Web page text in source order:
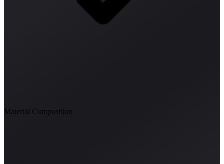
Material Composition